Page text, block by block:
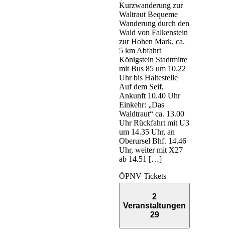
Kurzwanderung zur
Waltraut Bequeme
Wanderung durch den
Wald von Falkenstein
zur Hohen Mark, ca.
5 km Abfahrt
Königstein Stadtmitte
mit Bus 85 um 10.22
Uhr bis Haltestelle
Auf dem Seif,
Ankunft 10.40 Uhr
Einkehr: „Das
Waldtraut“ ca. 13.00
Uhr Rückfahrt mit U3
um 14.35 Uhr, an
Oberursel Bhf. 14.46
Uhr, weiter mit X27
ab 14.51 […]
ÖPNV Tickets
2
Veranstaltungen
29